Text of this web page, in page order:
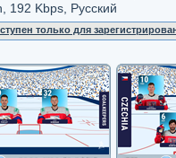
192 Kbps, Русский
только для